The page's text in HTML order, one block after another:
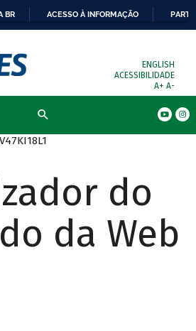
BR ACESSO À INFORMAÇÃO
ENGLISH
ACESSIBILIDADE
A+ A-
do
da Web